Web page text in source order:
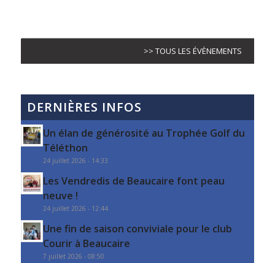
>> TOUS LES ÉVÈNEMENTS
DERNIÈRES INFOS
Un élan de générosité au Trophée Golf du
Téléthon
24 juillet 2026 - 14:33
Les Vendredis de Beaucaire font peau
neuve !
24 juillet 2026 - 12:44
Une fin de saison conviviale pour le club
Courir à Beaucaire
7 juillet 2026 - 08:50